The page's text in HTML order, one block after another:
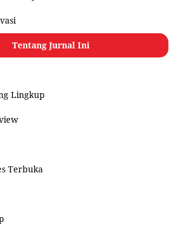
Tentang Jurnal Ini
Lingkup
Terbuka